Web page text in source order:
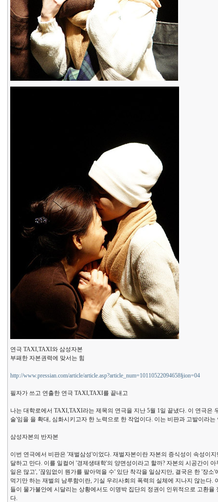
연극 TAXI,TAXI와 삼성자본
부패한 자본권력에 맞서는 힘
http://www.pressian.com/article/article.asp?article_num=10110522094658§ion=04
필자가 쓰고 연출한 연극 TAXI,TAXI를 끝내고
나는 대학로에서 TAXI,TAXI라는 제목의 연극을 지난 5월 1일 끝냈다. 이 연극
술'임을 을 확대, 심화시키고자 한 노력으로 한 작업이다. 이는 비판과 고발이라
삼성자본의 반자본
이번 연극에서 비판은 '재벌삼성'이었다. 재벌자본이란 자본의 증식성이 속성이
달하고 만다. 이를 일컬어 '경제생태학'의 양면성이라고 할까? 자본의 시공간이
일은 많고', '끊임없이 뭔가를 팔아먹을 수' 있단 착각을 일삼지만, 결국은 한 '장
먹기만 하는 재벌의 남루함이란, 기실 우리사회의 폭력의 실체에 지나지 않는다
들이 물가불안에 시달리는 상황에서도 이명박 집단의 정권이 인위적으로 고환
다.